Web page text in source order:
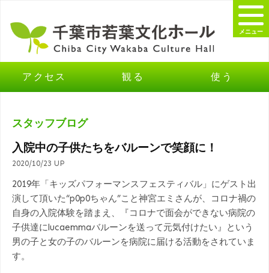
アクセス 観る 使う
メニュー
スタッフブログ
入院中の子供たちをバルーンで笑顔に！
2020/10/23 UP
2019年「キッズパフォーマンスフェスティバル」にゲスト出
演して頂いた“p0p0ちゃん”こと神宮エミさんが、コロナ禍の
自身の入院体験を踏まえ、『コロナで面会ができない病院の
子供達にlucaemmaバルーンを送って元気付けたい』という
男の子と女の子のバルーンを病院に届ける活動をされていま
す。